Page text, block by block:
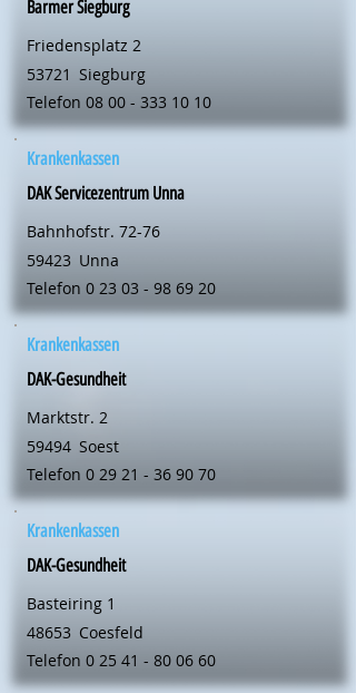
Barmer Siegburg
Friedensplatz 2
53721 Siegburg
Telefon 08 00 - 333 10 10
Krankenkassen
DAK Servicezentrum Unna
Bahnhofstr. 72-76
59423 Unna
Telefon 0 23 03 - 98 69 20
Krankenkassen
DAK-Gesundheit
Marktstr. 2
59494 Soest
Telefon 0 29 21 - 36 90 70
Krankenkassen
DAK-Gesundheit
Basteiring 1
48653 Coesfeld
Telefon 0 25 41 - 80 06 60